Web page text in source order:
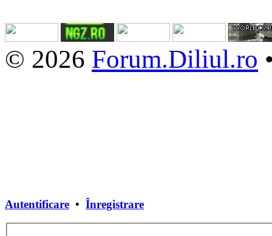
© 2026 Forum.Diliul.ro
Autentificare • Înregistrare